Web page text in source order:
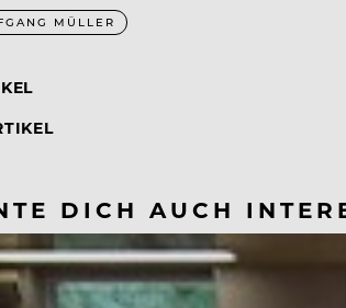
MÜLLER
DICH AUCH